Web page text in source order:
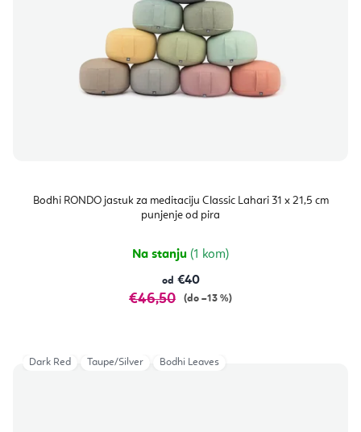
Bodhi RONDO jastuk za meditaciju Classic Lahari 31 x 21,5 cm
punjenje od pira
Na stanju (1 kom)
od €40
€46,50 (do –13 %)
Dark Red Taupe/Silver Bodhi Leaves